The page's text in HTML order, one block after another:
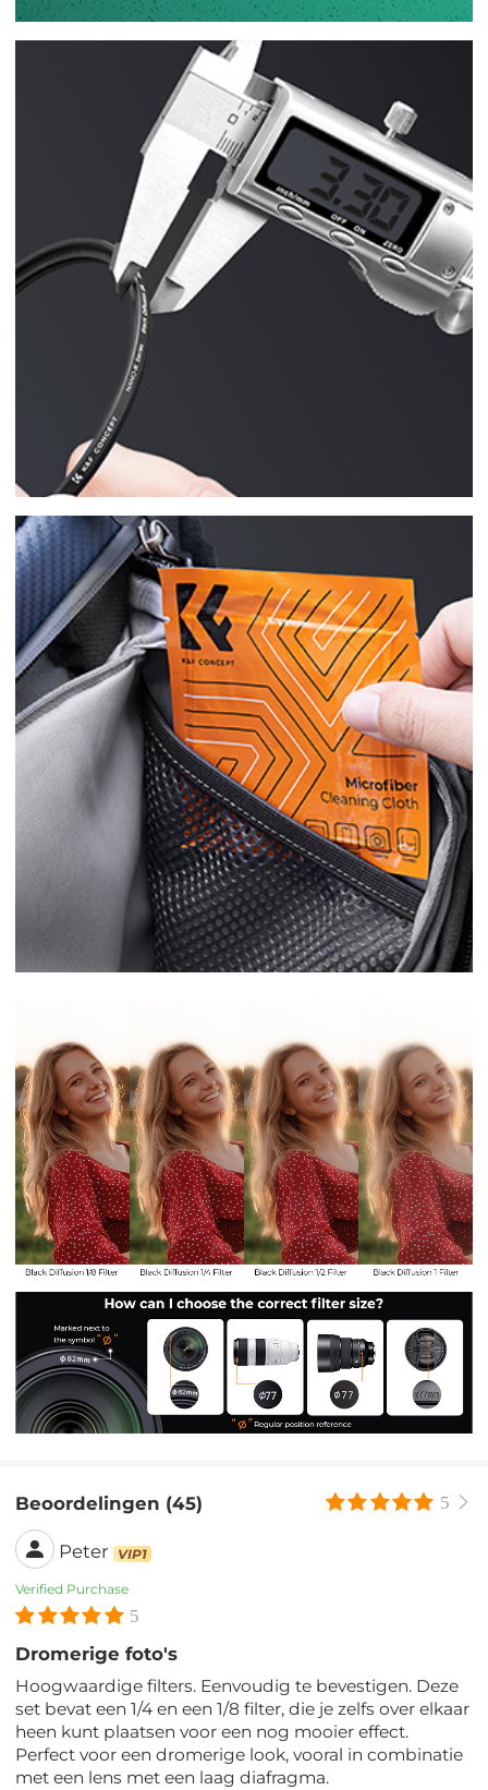
Beoordelingen (45) 5
Peter VIP1
Verified Purchase
5
Dromerige foto's
Hoogwaardige filters. Eenvoudig te bevestigen. Deze
set bevat een 1/4 en een 1/8 filter, die je zelfs over elkaar
heen kunt plaatsen voor een nog mooier effect.
Perfect voor een dromerige look, vooral in combinatie
met een lens met een laag diafragma.